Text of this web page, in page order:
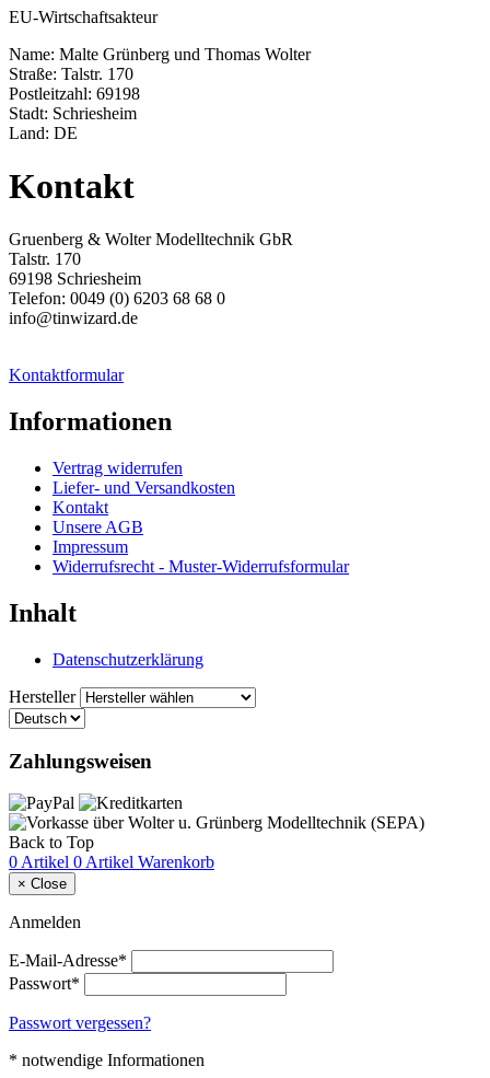
EU-Wirtschaftsakteur
Name: Malte Grünberg und Thomas Wolter
Straße: Talstr. 170
Postleitzahl: 69198
Stadt: Schriesheim
Land: DE
Kontakt
Gruenberg & Wolter Modelltechnik GbR
Talstr. 170
69198 Schriesheim
Telefon: 0049 (0) 6203 68 68 0
info@tinwizard.de
Kontaktformular
Informationen
Vertrag widerrufen
Liefer- und Versandkosten
Kontakt
Unsere AGB
Impressum
Widerrufsrecht - Muster-Widerrufsformular
Inhalt
Datenschutzerklärung
Hersteller
Zahlungsweisen
Back to Top
0 Artikel 0 Artikel Warenkorb
× Close
Anmelden
E-Mail-Adresse*
Passwort*
Passwort vergessen?
* notwendige Informationen